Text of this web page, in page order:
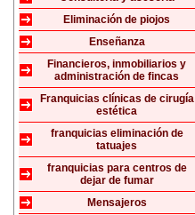
Eliminación de piojos
Enseñanza
Financieros, inmobiliarios y
administración de fincas
Franquicias clínicas de cirugía
estética
franquicias eliminación de
tatuajes
franquicias para centros de
dejar de fumar
Mensajeros